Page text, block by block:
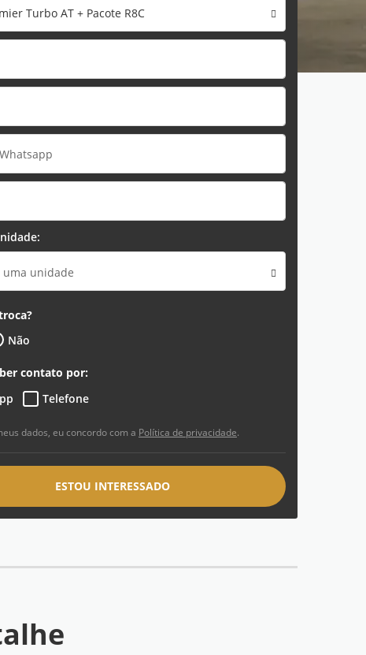
Turbo AT + Pacote R8C
uma unidade
Não
contato por:
Telefone
dados, eu concordo com a Política de privacidade.
ESTOU INTERESSADO